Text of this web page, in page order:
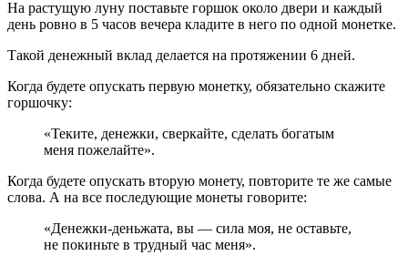
На растущую луну поставьте горшок около двери и каждый
день ровно в 5 часов вечера кладите в него по одной монетке.
Такой денежный вклад делается на протяжении 6 дней.
Когда будете опускать первую монетку, обязательно скажите
горшочку:
«Теките, денежки, сверкайте, сделать богатым
меня пожелайте».
Когда будете опускать вторую монету, повторите те же самые
слова. А на все последующие монеты говорите:
«Денежки-деньжата, вы — сила моя, не оставьте,
не покиньте в трудный час меня».